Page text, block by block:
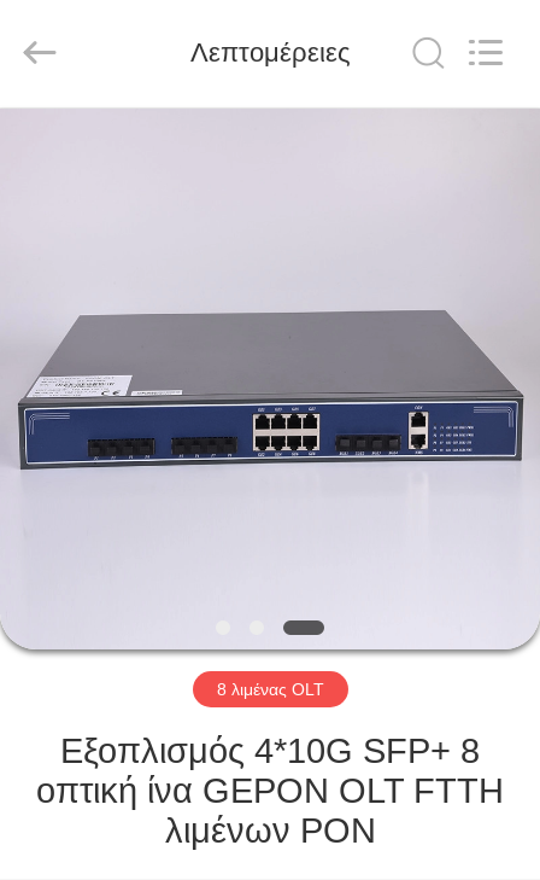
ΕΜΕΊΣ
ΓΎΡΟΣ
ΕΡΓΟΣΤΑΣΊΩΝ
ΜΑΣ
ΕΛΆΤΕ
ΕΠΑΦΉ
ΜΕ
Ltd..
Λεπτομέρειες
8 λιμένας OLT
Εξοπλισμός 4*10G SFP+ 8
οπτική ίνα GEPON OLT FTTH
λιμένων PON